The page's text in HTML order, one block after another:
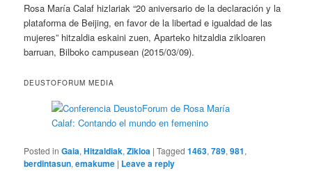
Rosa María Calaf hizlariak “20 aniversario de la declaración y la
plataforma de Beijing, en favor de la libertad e igualdad de las
mujeres” hitzaldia eskaini zuen, Aparteko hitzaldia zikloaren
barruan, Bilboko campusean (2015/03/09).
DEUSTOFORUM MEDIA
Posted in Gaia,Hitzaldiak,Zikloa |Tagged 1463,789,981,
berdintasun,emakume | Leave a reply